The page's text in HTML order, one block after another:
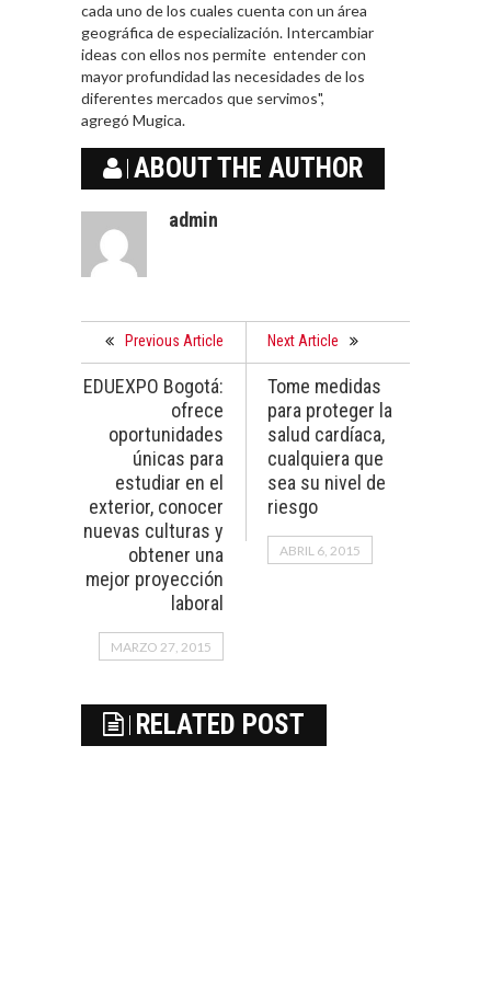
cada uno de los cuales cuenta con un área
geográfica de especialización. Intercambiar
ideas con ellos nos permite entender con
mayor profundidad las necesidades de los
diferentes mercados que servimos",
agregó Mugica.
ABOUT THE AUTHOR
admin
Previous Article
EDUEXPO Bogotá:
ofrece
oportunidades
únicas para
estudiar en el
exterior, conocer
nuevas culturas y
obtener una
mejor proyección
laboral
MARZO 27, 2015
Next Article
Tome medidas
para proteger la
salud cardíaca,
cualquiera que
sea su nivel de
riesgo
ABRIL 6, 2015
RELATED POST